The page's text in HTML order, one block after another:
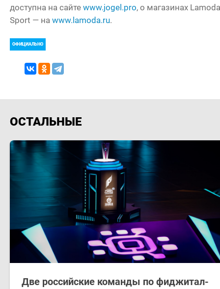
доступна на сайте www.jogel.pro, о магазинах Lamoda
Sport — на www.lamoda.ru.
ОФИЦИАЛЬНО
ОСТАЛЬНЫЕ
Две российские команды по фиджитал-